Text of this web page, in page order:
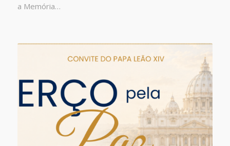
a Memória…